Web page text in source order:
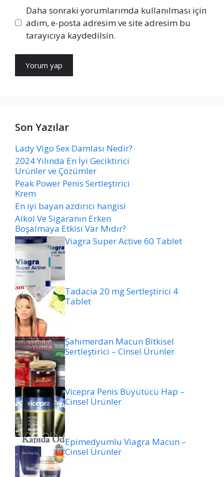
Daha sonraki yorumlarımda kullanılması için
adım, e-posta adresim ve site adresim bu
tarayıcıya kaydedilsin.
Son Yazılar
Lady Vigo Sex Damlası Nedir?
2024 Yılında En İyi Geciktirici
Ürünler ve Çözümler
Peak Power Penis Sertleştirici
Krem
En iyi bayan azdırıcı hangisi
Alkol Ve Sigaranın Erken
Boşalmaya Etkisi Var Mıdır?
Viagra Super Active 60 Tablet
Tadacia 20 mg Sertleştirici 4
Tablet
Şahımerdan Macun Bitkisel
Sertleştirici – Cinsel Ürünler
Vicepra Penis Büyütücü Hap –
Cinsel Ürünler
Epimedyumlu Viagra Macun –
Cinsel Ürünler